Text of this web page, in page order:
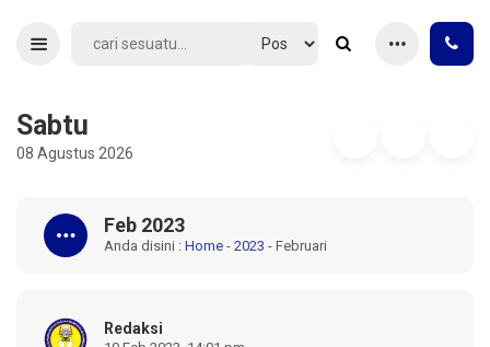
Sabtu
08 Agustus 2026
Feb 2023
Anda disini : Home - 2023 - Februari
Redaksi